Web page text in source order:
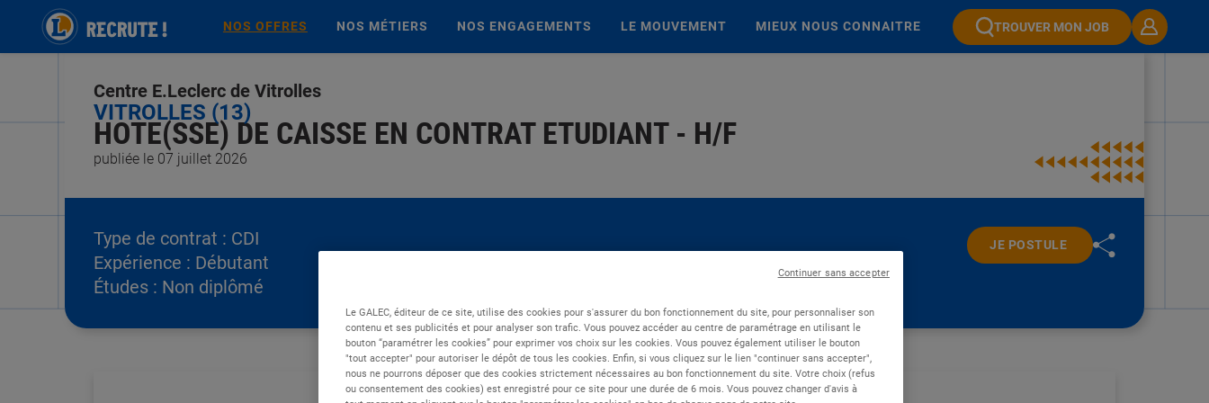
NOS OFFRES NOS MÉTIERS NOS ENGAGEMENTS LE MOUVEMENT MIEUX NOUS CONNAITRE TROUVER MON JOB
publiée le 07 juillet 2026
HOTE(SSE) DE CAISSE EN CONTRAT ETUDIANT - H/F
VITROLLES (13)
Centre E.Leclerc de Vitrolles
Type de contrat : CDI
Expérience : Débutant
Études : Non diplômé
JE POSTULE
Le GALEC, éditeur de ce site, utilise des cookies pour s'assurer du bon fonctionnement du site, pour personnaliser son
contenu et ses publicités et pour analyser son trafic. Vous pouvez accéder au centre de paramétrage en utilisant le
bouton “paramétrer les cookies” pour exprimer vos choix sur les cookies. Vous pouvez également utiliser le bouton
"tout accepter" pour autoriser le dépôt de tous les cookies. Enfin, si vous cliquez sur le lien "continuer sans accepter",
nous ne pourrons déposer que des cookies strictement nécessaires au bon fonctionnement du site. Votre choix (refus
ou consentement des cookies) est enregistré pour ce site pour une durée de 6 mois. Vous pouvez changer d'avis à
Continuer sans accepter